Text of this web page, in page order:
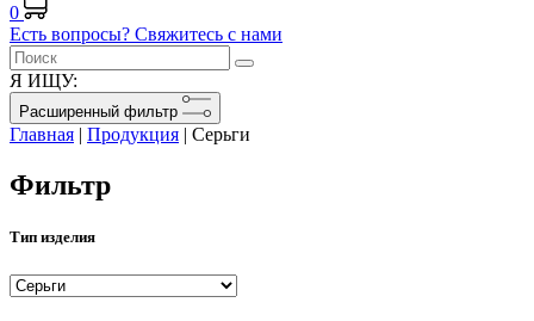
0
Есть вопросы? Свяжитесь с нами
Я ИЩУ:
Расширенный фильтр
Главная | Продукция | Серьги
Фильтр
Тип изделия